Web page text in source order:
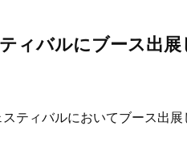
ィバルにブース出展
ティバルにおいてブース出展